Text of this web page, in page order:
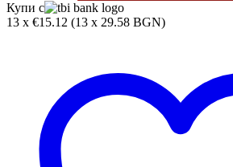
Купи с
13 x €15.12 (13 x 29.58 BGN)